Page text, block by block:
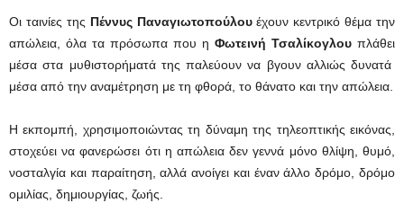
Οι ταινίες της Πέννυς Παναγιωτοπούλουέχουν κεντρικό θέμα την
απώλεια, όλα τα πρόσωπα που η Φωτεινή Τσαλίκογλου πλάθει
μέσα στα μυθιστορήματά της παλεύουν να βγουν αλλιώς δυνατά
μέσα από την αναμέτρηση με τη φθορά, το θάνατο και την απώλεια.
Η εκπομπή, χρησιμοποιώντας τη δύναμη της τηλεοπτικής εικόνας,
στοχεύει να φανερώσει ότι η απώλεια δεν γεννά μόνο θλίψη, θυμό,
νοσταλγία και παραίτηση, αλλά ανοίγει και έναν άλλο δρόμο, δρόμο
ομιλίας, δημιουργίας, ζωής.